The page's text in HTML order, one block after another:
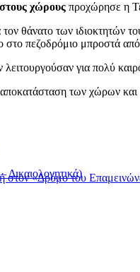
χώρους προχώρησε η
θάνατο των ιδιοκτητών
στο πεζοδρόμιο μπροστά
για πολύ
των χώρων
στον «Δρόμο του